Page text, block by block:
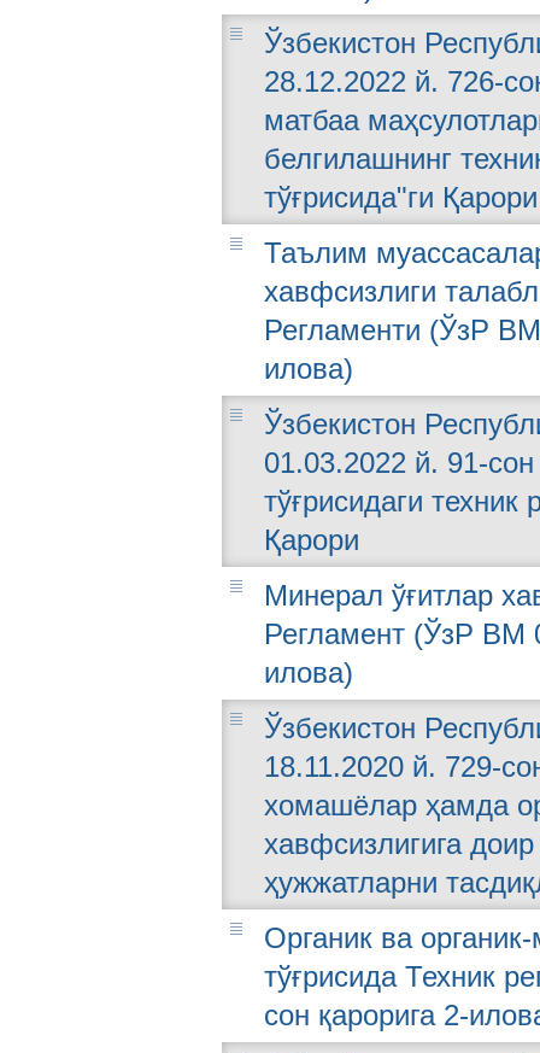
Ўзбекистон
28.12.2022 й. 726-
матбаа
белгилашнинг
тўғрисида"ги Қарори
Таълим
хавфсизлиги
Регламенти (ЎзР
илова)
Ўзбекистон
01.03.2022 й. 91-
тўғрисидаги
Қарори
Минерал ўғитлар
Регламент (ЎзР ВМ
илова)
Ўзбекистон
18.11.2020 й. 729-
хомашёлар ҳамда
хавфсизлигига
ҳужжатларни
Органик ва
тўғрисида Техник
сон қарорига 2-